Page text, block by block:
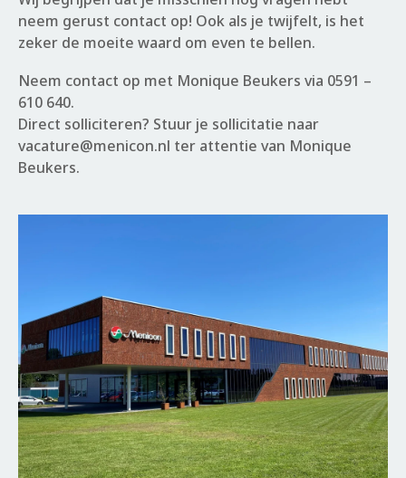
neem gerust contact op! Ook als je twijfelt, is het
zeker de moeite waard om even te bellen.
Neem contact op met Monique Beukers via 0591 –
610 640.
Direct solliciteren? Stuur je sollicitatie naar
vacature@menicon.nl ter attentie van Monique
Beukers.